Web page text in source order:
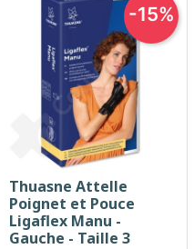
Thuasne Attelle
Poignet et Pouce
Ligaflex Manu -
Gauche - Taille 3
-15%